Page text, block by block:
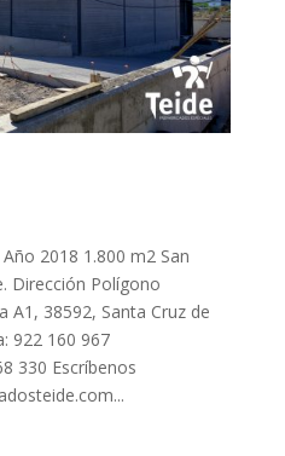
2018 1.800 m2 San
Dirección Polígono
A1, 38592, Santa Cruz de
922 160 967
330 Escríbenos